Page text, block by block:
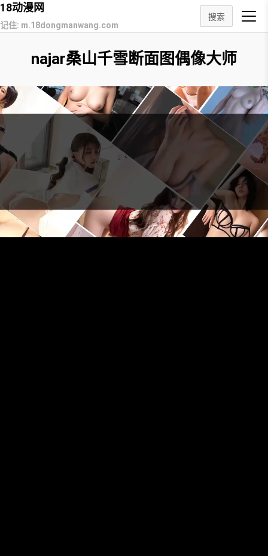
18动漫网
记住: m.18dongmanwang.com
搜索
najar桑山千雪断面图偶像大师